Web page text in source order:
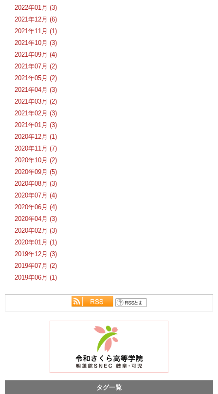
2022年01月 (3)
2021年12月 (6)
2021年11月 (1)
2021年10月 (3)
2021年09月 (4)
2021年07月 (2)
2021年05月 (2)
2021年04月 (3)
2021年03月 (2)
2021年02月 (3)
2021年01月 (3)
2020年12月 (1)
2020年11月 (7)
2020年10月 (2)
2020年09月 (5)
2020年08月 (3)
2020年07月 (4)
2020年06月 (4)
2020年04月 (3)
2020年02月 (3)
2020年01月 (1)
2019年12月 (3)
2019年07月 (2)
2019年06月 (1)
タグ一覧